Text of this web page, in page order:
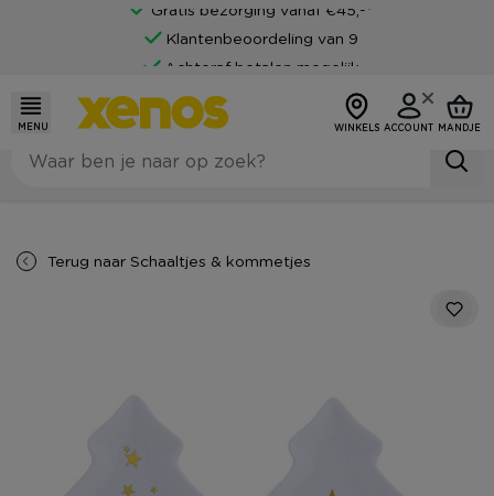
Gratis bezorging vanaf €45,-*
Klantenbeoordeling van 9
Achteraf betalen mogelijk
MENU WINKELS ACCOUNT MANDJE
Terug naar Schaaltjes & kommetjes